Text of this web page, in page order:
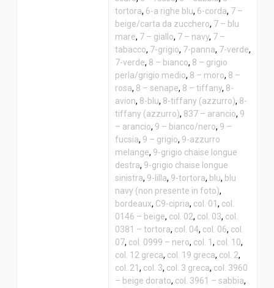
tortora, 6-a righe blu, 6-corda, 7 –
beige/carta da zucchero, 7 – blu
mare, 7 – giallo, 7 – navy, 7 –
tabacco, 7-grigio, 7-panna, 7-verde,
7-verde, 8 – bianco, 8 – grigio
perla/grigio medio, 8 – moro, 8 –
rosa, 8 – senape, 8 – tiffany, 8-
avion, 8-blu, 8-tiffany (azzurro), 8-
tiffany (azzurro), 837 – arancio, 9
– arancio, 9 – bianco/nero, 9 –
fucsia, 9 – grigio, 9-azzurro
melange, 9-grigio chaise longue
destra, 9-grigio chaise longue
sinistra, 9-lilla, 9-tortora, blu, blu
navy (non presente in foto),
bordeaux, C9-cipria, col. 01 , col.
0146 – beige, col. 02, col. 03, col.
0381 – tortora, col. 04, col. 06, col.
07, col. 0999 – nero, col. 1 , col. 10,
col. 12 greca, col. 19 greca, col. 2,
col. 21 , col. 3, col. 3 greca, col. 3960
– beige dorato, col. 3961 – sabbia,